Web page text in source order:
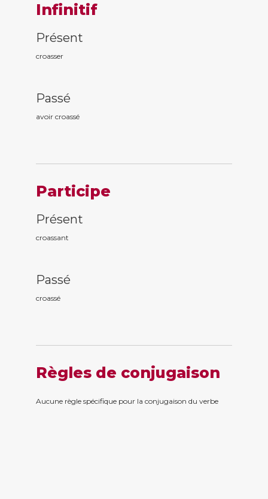
Infinitif
Présent
croasser
Passé
avoir croassé
Participe
Présent
croassant
Passé
croassé
Règles de conjugaison
Aucune règle spécifique pour la conjugaison du verbe